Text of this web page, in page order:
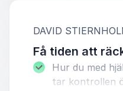
DAVID
Få tiden att
Hur du med
tar kontrollen